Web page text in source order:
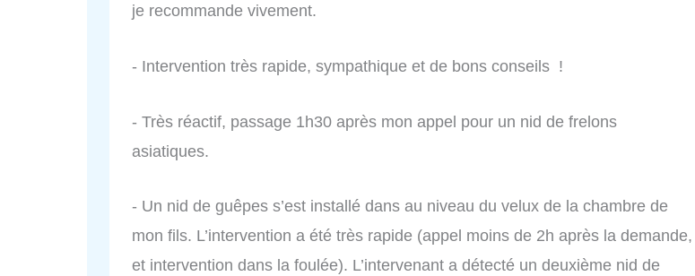
je recommande vivement.
- Intervention très rapide, sympathique et de bons conseils !
- Très réactif, passage 1h30 après mon appel pour un nid de frelons
asiatiques.
- Un nid de guêpes s’est installé dans au niveau du velux de la chambre de
mon fils. L’intervention a été très rapide (appel moins de 2h après la demande,
et intervention dans la foulée). L’intervenant a détecté un deuxième nid de